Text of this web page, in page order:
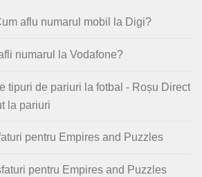
aflu numarul mobil la Digi?
numarul la Vodafone?
tipuri de pariuri la fotbal - Roșu Direct
la pariuri
pentru Empires and Puzzles
pentru Empires and Puzzles